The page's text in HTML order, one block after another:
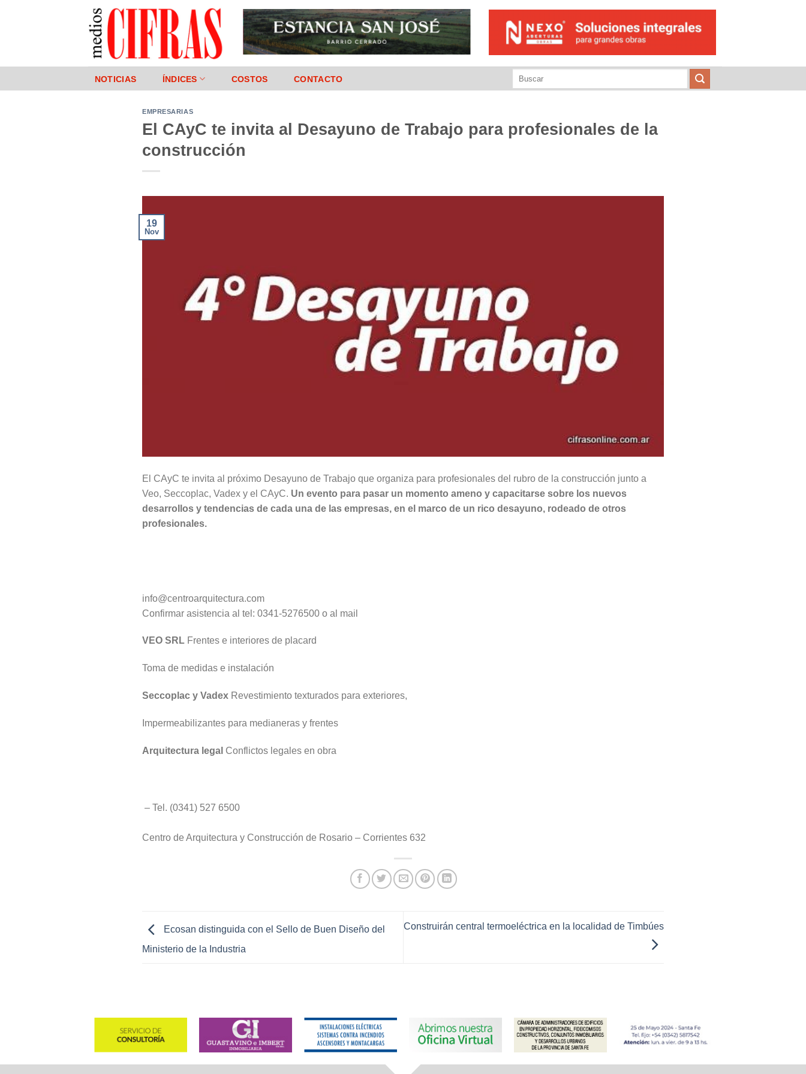
NOTICIAS ÍNDICES COSTOS CONTACTO
EMPRESARIAS
El CAyC te invita al Desayuno de Trabajo para profesionales de la
construcción
19
Nov
El CAyC te invita al próximo Desayuno de Trabajo que organiza para profesionales del rubro de la construcción junto a
Veo, Seccoplac, Vadex y el CAyC. Un evento para pasar un momento ameno y capacitarse sobre los nuevos
desarrollos y tendencias de cada una de las empresas, en el marco de un rico desayuno, rodeado de otros
profesionales.
info@centroarquitectura.com
Confirmar asistencia al tel: 0341-5276500 o al mail
VEO SRL Frentes e interiores de placard
Toma de medidas e instalación
Seccoplac y Vadex Revestimiento texturados para exteriores,
Impermeabilizantes para medianeras y frentes
Arquitectura legal Conflictos legales en obra
– Tel. (0341) 527 6500
Centro de Arquitectura y Construcción de Rosario – Corrientes 632
Ecosan distinguida con el Sello de Buen Diseño del
Ministerio de la Industria
Construirán central termoeléctrica en la localidad de Timbúes